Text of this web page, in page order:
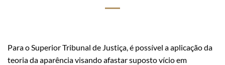
Para o Superior Tribunal de Justiça, é possível a aplicação da
teoria da aparência visando afastar suposto vício em